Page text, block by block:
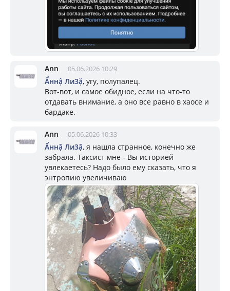
Ann 05.06.2026 10:29
Ẩннậ Ли3ặ, угу, полупалец.
Вот-вот, и самое обидное, если на что-то
отдавать внимание, а оно все равно в хаосе и
бардаке.
Ann 05.06.2026 10:33
Ẩннậ Ли3ặ, я нашла странное, конечно же
забрала. Таксист мне - Вы историей
увлекаетесь? Надо было ему сказать, что я
энтропию увеличиваю